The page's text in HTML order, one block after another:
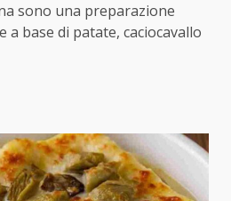
sono una preparazione
a base di patate, caciocavallo